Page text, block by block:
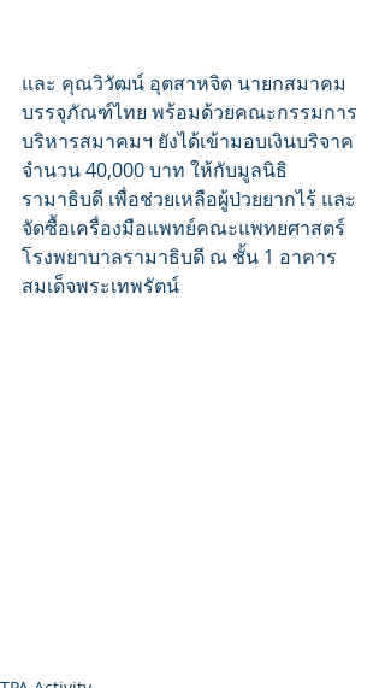
และ คุณวิวัฒน์ อุตสาหจิต นายกสมาคม
บรรจุภัณฑ์ไทย พร้อมด้วยคณะกรรมการ
บริหารสมาคมฯ ยังได้เข้ามอบเงินบริจาค
จำนวน 40,000 บาท ให้กับมูลนิธิ
รามาธิบดี เพื่อช่วยเหลือผู้ป่วยยากไร้ และ
จัดซื้อเครื่องมือแพทย์คณะแพทยศาสตร์
โรงพยาบาลรามาธิบดี ณ ชั้น 1 อาคาร
สมเด็จพระเทพรัตน์